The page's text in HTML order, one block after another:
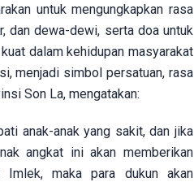
untuk mengungkapkan rasa
dan dewa-dewi, serta doa untuk
dalam kehidupan masyarakat
menjadi simbol persatuan, rasa
Son La, mengatakan:
anak-anak yang sakit, dan jika
angkat ini akan memberikan
Imlek, maka para dukun akan